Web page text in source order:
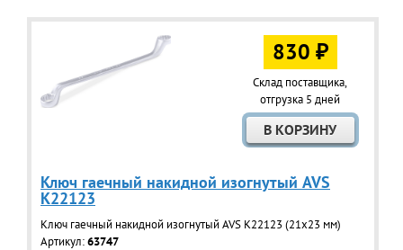
830 ₽
Склад поставщика,
отгрузка 5 дней
Ключ гаечный накидной изогнутый AVS
K22123
Ключ гаечный накидной изогнутый AVS K22123 (21x23 мм)
Артикул:63747